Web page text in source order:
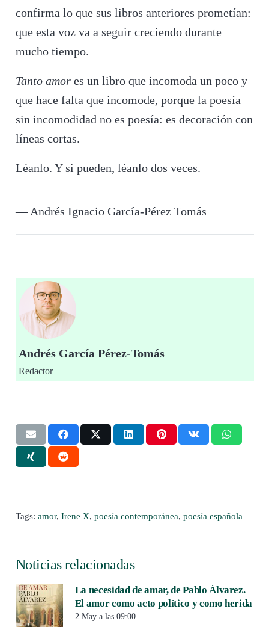
confirma lo que sus libros anteriores prometían:
que esta voz va a seguir creciendo durante
mucho tiempo.
Tanto amores un libro que incomoda un poco y
que hace falta que incomode, porque la poesía
sin incomodidad no es poesía: es decoración con
líneas cortas.
Léanlo. Y si pueden, léanlo dos veces.
— Andrés Ignacio García-Pérez Tomás
Andrés García Pérez-Tomás
Redactor
Tags: amor, Irene X, poesía contemporánea, poesía española
Noticias relacionadas
La necesidad de amar, de Pablo Álvarez.
El amor como acto político y como herida
2 May a las 09:00